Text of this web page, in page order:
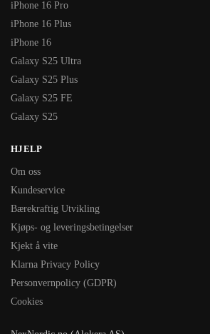
iPhone 16 Pro
iPhone 16 Plus
iPhone 16
Galaxy S25 Ultra
Galaxy S25 Plus
Galaxy S25 FE
Galaxy S25
HJELP
Om oss
Kundeservice
Bærekraftig Utvikling
Kjøps- og leveringsbetingelser
Kjekt å vite
Klarna Privacy Policy
Personvernpolicy (GDPR)
Cookies